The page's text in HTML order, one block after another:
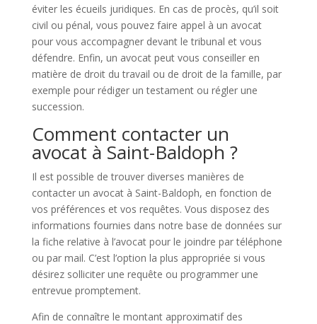
éviter les écueils juridiques. En cas de procès, qu’il soit
civil ou pénal, vous pouvez faire appel à un avocat
pour vous accompagner devant le tribunal et vous
défendre. Enfin, un avocat peut vous conseiller en
matière de droit du travail ou de droit de la famille, par
exemple pour rédiger un testament ou régler une
succession.
Comment contacter un
avocat à Saint-Baldoph ?
Il est possible de trouver diverses manières de
contacter un avocat à Saint-Baldoph, en fonction de
vos préférences et vos requêtes. Vous disposez des
informations fournies dans notre base de données sur
la fiche relative à l’avocat pour le joindre par téléphone
ou par mail. C’est l’option la plus appropriée si vous
désirez solliciter une requête ou programmer une
entrevue promptement.
Afin de connaître le montant approximatif des